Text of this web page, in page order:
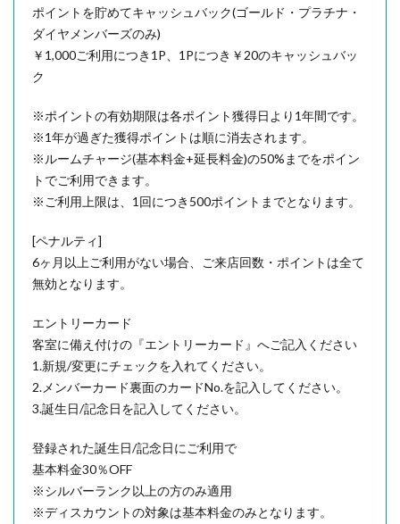
ポイントを貯めてキャッシュバック(ゴールド・プラチナ・
ダイヤメンバーズのみ)
￥1,000ご利用につき1P、1Pにつき￥20のキャッシュバッ
ク
※ポイントの有効期限は各ポイント獲得日より1年間です。
※1年が過ぎた獲得ポイントは順に消去されます。
※ルームチャージ(基本料金+延長料金)の50%までをポイン
トでご利用できます。
※ご利用上限は、1回につき500ポイントまでとなります。
[ペナルティ]
6ヶ月以上ご利用がない場合、ご来店回数・ポイントは全て
無効となります。
エントリーカード
客室に備え付けの『エントリーカード』へご記入ください
1.新規/変更にチェックを入れてください。
2.メンバーカード裏面のカードNo.を記入してください。
3.誕生日/記念日を記入してください。
登録された誕生日/記念日にご利用で
基本料金30％OFF
※シルバーランク以上の方のみ適用
※ディスカウントの対象は基本料金のみとなります。